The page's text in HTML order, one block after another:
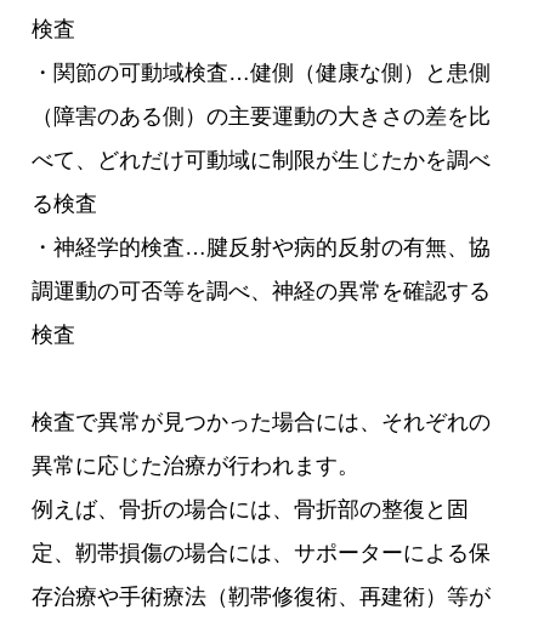
検査
・関節の可動域検査…健側（健康な側）と患側
（障害のある側）の主要運動の大きさの差を比
べて、どれだけ可動域に制限が生じたかを調べ
る検査
・神経学的検査…腱反射や病的反射の有無、協
調運動の可否等を調べ、神経の異常を確認する
検査
検査で異常が見つかった場合には、それぞれの
異常に応じた治療が行われます。
例えば、骨折の場合には、骨折部の整復と固
定、靭帯損傷の場合には、サポーターによる保
存治療や手術療法（靭帯修復術、再建術）等が